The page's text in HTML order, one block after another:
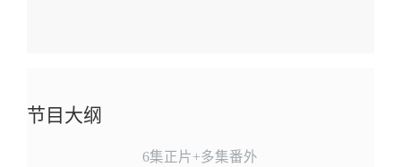
节目大纲
6集正片+多集番外